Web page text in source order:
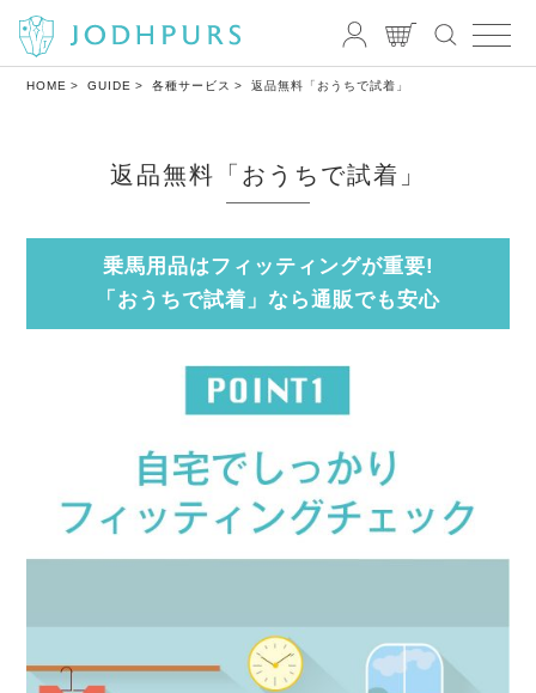
HOME GUIDE 各種サービス 返品無料「おうちで試着」
返品無料「おうちで試着」
乗馬用品はフィッティングが重要!
「おうちで試着」なら通販でも安心